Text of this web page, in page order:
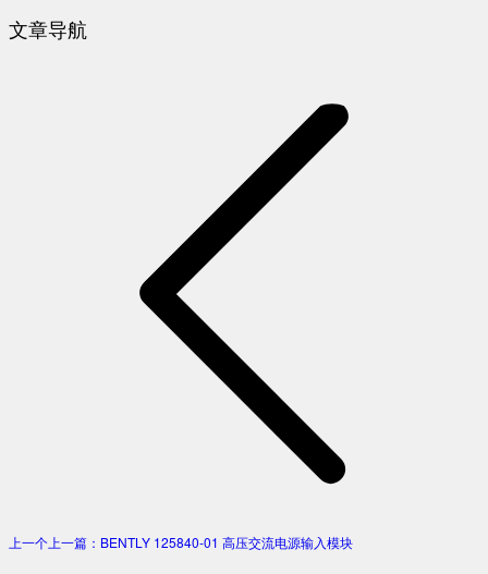
文章导航
上一个 上一篇： BENTLY 125840-01 高压交流电源输入模块